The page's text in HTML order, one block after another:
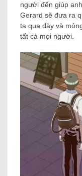
người đến giúp
Gerard sẽ đưa ra
ta qua dày và
tất cả mọi người.